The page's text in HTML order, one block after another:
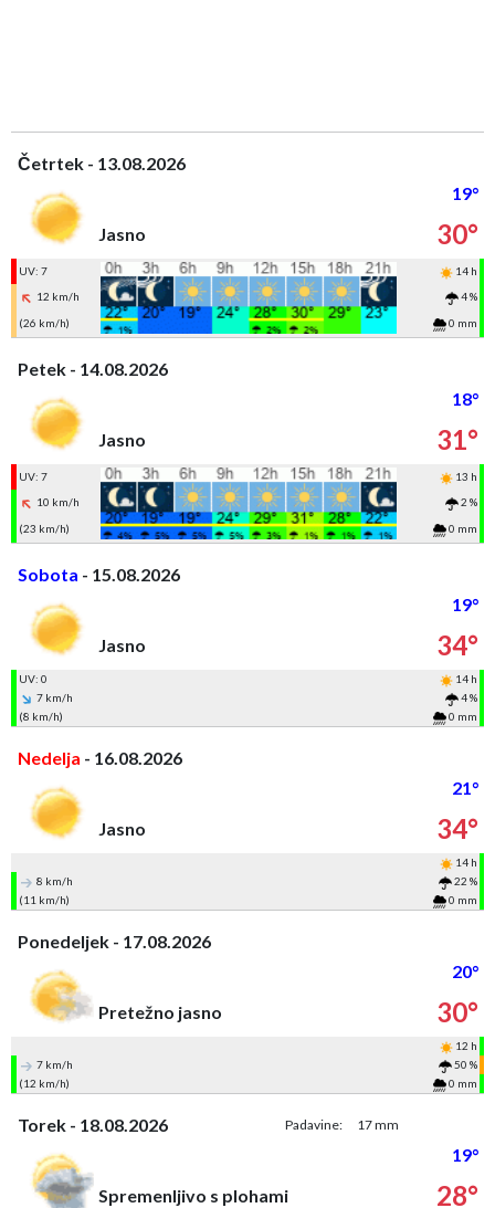
Četrtek - 13.08.2026
19°
Jasno
30°
UV: 7
14 h
12 km/h
4 %
(26 km/h)
0 mm
Petek - 14.08.2026
18°
Jasno
31°
UV: 7
13 h
10 km/h
2 %
(23 km/h)
0 mm
Sobota - 15.08.2026
19°
Jasno
34°
UV: 0
14 h
7 km/h
4 %
(8 km/h)
0 mm
Nedelja - 16.08.2026
21°
Jasno
34°
14 h
8 km/h
22 %
(11 km/h)
0 mm
Ponedeljek - 17.08.2026
20°
Pretežno jasno
30°
12 h
7 km/h
50 %
(12 km/h)
0 mm
Torek - 18.08.2026 Padavine: 17 mm
19°
Spremenljivo s plohami
28°